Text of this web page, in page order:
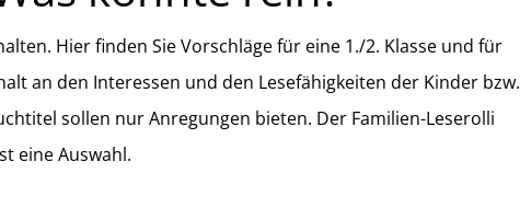
Hier finden Sie Vorschläge für eine 1./2. Klasse und für
an den Interessen und den Lesefähigkeiten der Kinder bzw.
sollen nur Anregungen bieten. Der Familien-Leserolli
eine Auswahl.